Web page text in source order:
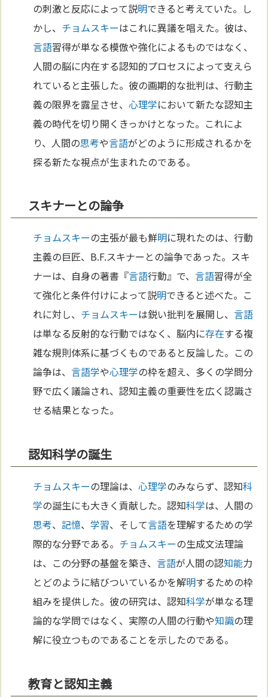
の刺激と反応によって説明できると考えていた。し
かし、 チョムスキーはこれに異議を唱えた。彼は、
言語習得が単なる模倣や強化によるものではなく、
人間の脳に内在する認知的プロセスによって支えら
れていると主張した。彼の画期的な批判は、行動主
義の限界を露呈させ、心理学において新たな認知主
義の時代を切り開くきっかけとなった。これによ
り、人間の思考や言語がどのように形成されるかを
探る新たな視点が生まれたのである。
スキナーとの論争
チョムスキーの主張が最も鮮明に現れたのは、行動
主義の巨匠、B.F.スキナーとの論争であった。スキ
ナーは、自身の著書『言語行動』で、言語習得が全
て強化と条件付けによって説明できると述べた。こ
れに対し、 チョムスキーは鋭い批判を展開し、言語
は単なる反射的な行動ではなく、脳内に存在する複
雑な規則体系に基づくものであると反論した。この
論争は、言語学や心理学の枠を超え、多くの学問分
野で広く議論され、認知主義の重要性を広く認識さ
せる結果となった。
認知科学の誕生
チョムスキーの理論は、心理学のみならず、認知科
学の誕生にも大きく貢献した。認知科学は、人間の
思考、記憶、学習、そして言語を理解するための学
際的な分野である。 チョムスキーの生成文法理論
は、この分野の基盤を築き、言語が人間の認知能力
とどのように結びついているかを解明するための枠
組みを提供した。彼の研究は、認知科学が単なる理
論的な学問ではなく、実際の人間の行動や知識の理
解に役立つものであることを示したのである。
教育と認知主義